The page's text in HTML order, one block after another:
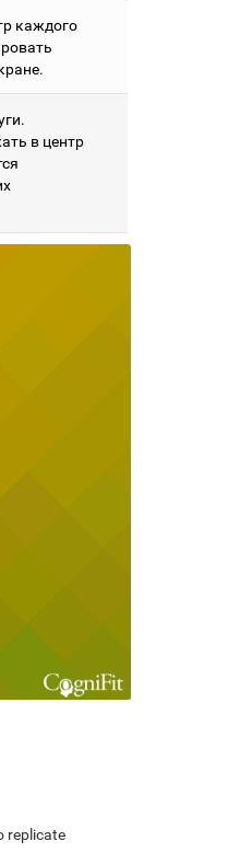
каждого
в центр
replicate